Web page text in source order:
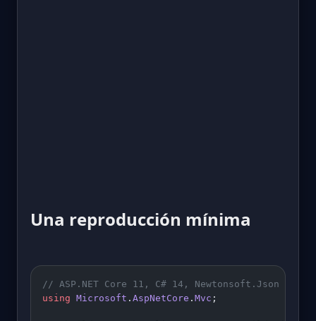
Una reproducción mínima
// ASP.NET Core 11, C# 14, Newtonsoft.Json
using Microsoft . AspNetCore . Mvc ;